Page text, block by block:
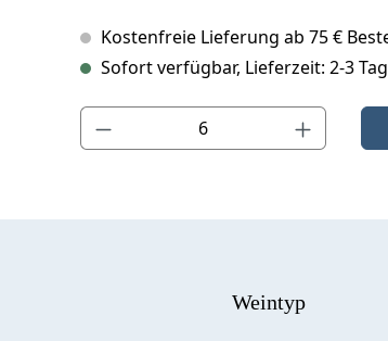
Kostenfreie Lieferung ab 75 €
Sofort verfügbar, Lieferzeit: 2-3
Produkt Anzahl: Gib den gewünschten
Weintyp